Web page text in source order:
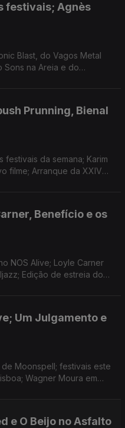
festivais; Agnès
Blast, do Vagos Metal
Sons na Areia e do
Prunning, Bienal
festivais da semana; Karim
filme; Arranque da XXIV
Benefício e os
NOS Alive; Loyle Carner
Edição de estreia do
Um Julgamento e
Moonspell; festivais este
Wagner Moura em
e O Beijo no Asfalto